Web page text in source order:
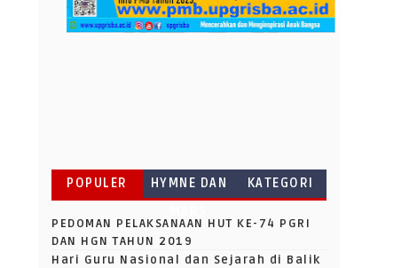
POPULER
HYMNE DAN
KATEGORI
PEDOMAN PELAKSANAAN HUT KE-74 PGRI
DAN HGN TAHUN 2019
Hari Guru Nasional dan Sejarah di Balik